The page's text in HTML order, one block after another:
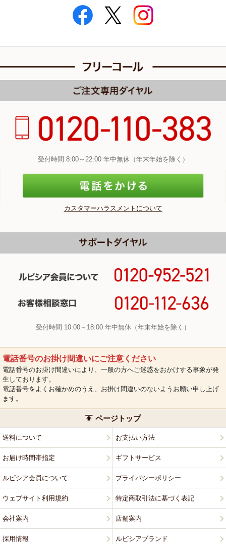
受付時間 8:00～22:00 年中無休（年末年始を除く）
カスタマーハラスメントについて
受付時間 10:00～18:00 年中無休（年末年始を除く）
電話番号のお掛け間違いにご注意ください
電話番号のお掛け間違いにより、一般の方へご迷惑をおかけする事象が発
生しております。
電話番号をよくお確かめのうえ、お掛け間違いのないようお願い申し上げ
ます。
ページトップ
送料について お支払い方法
お届け時間帯指定 ギフトサービス
ルピシア会員について プライバシーポリシー
ウェブサイト利用規約 特定商取引法に基づく表記
会社案内 店舗案内
採用情報 ルピシアブランド